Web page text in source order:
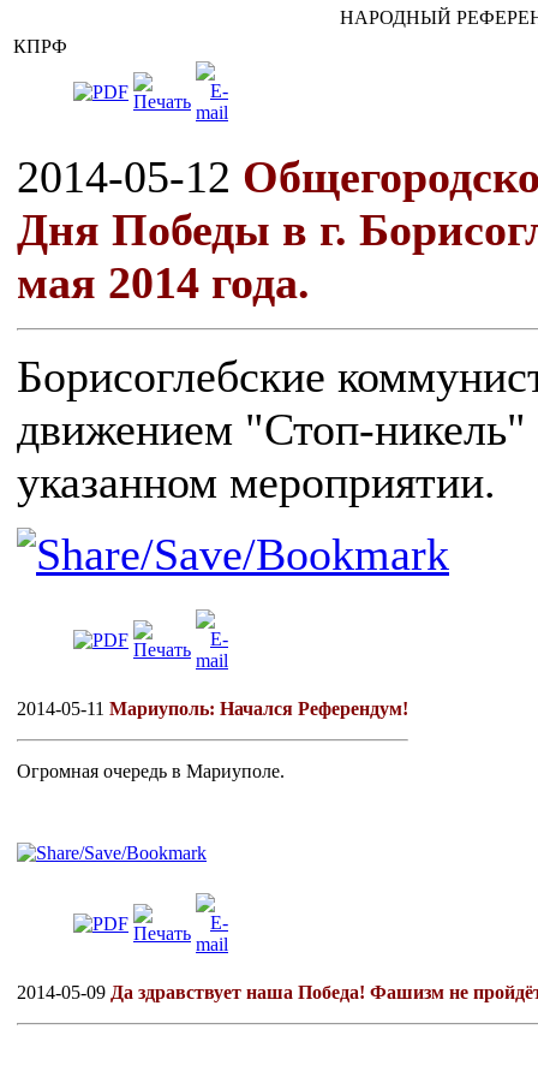
НАРОДНЫЙ
КПРФ
2014-05-12
Дня Победы в г.
мая 2014 года.
Борисоглебские
движением "Стоп-никель"
указанном мероприятии.
2014-05-11 Мариуполь: Начался Референдум!
Огромная очередь в Мариуполе.
2014-05-09 Да здравствует наша Победа! Фашизм не